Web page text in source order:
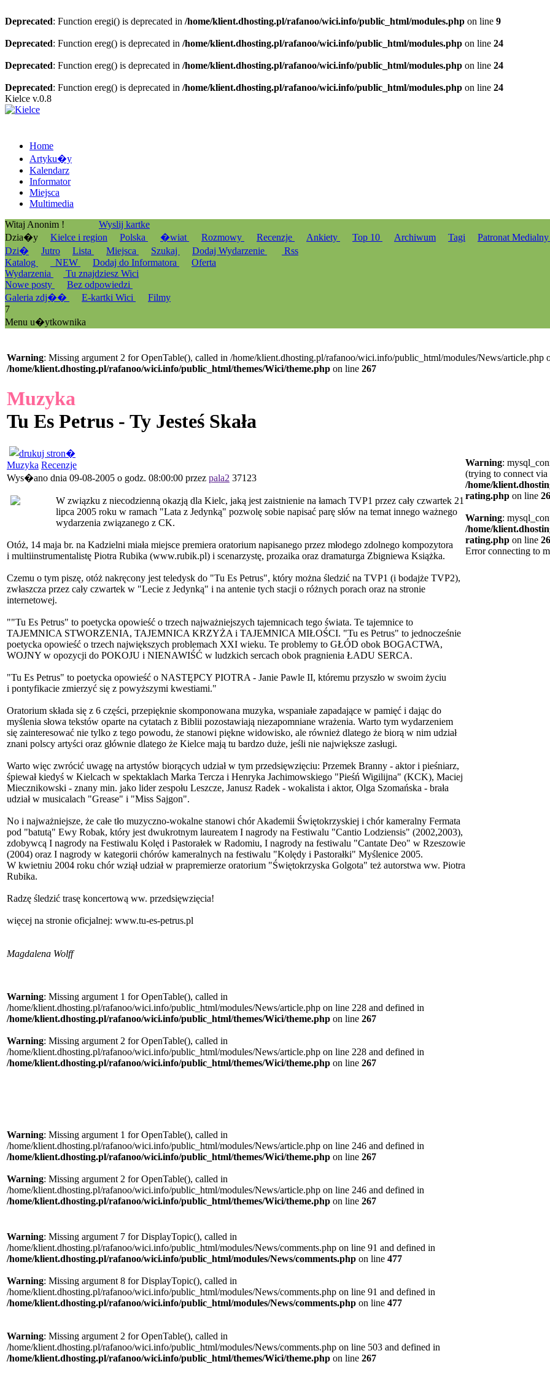
Deprecated: Function eregi() is deprecated in /home/klient.dhosting.pl/rafanoo/wici.info/public_html/modules.php on line 9
Deprecated: Function ereg() is deprecated in /home/klient.dhosting.pl/rafanoo/wici.info/public_html/modules.php on line 24
Deprecated: Function ereg() is deprecated in /home/klient.dhosting.pl/rafanoo/wici.info/public_html/modules.php on line 24
Deprecated: Function ereg() is deprecated in /home/klient.dhosting.pl/rafanoo/wici.info/public_html/modules.php on line 24
Kielce v.0.8
Home
Artyku�y
Kalendarz
Informator
Miejsca
Multimedia
Witaj Anonim !
Wyslij kartke
Dzia�y
Kielce i region Polska �wiat Rozmowy Recenzje Ankiety Top 10 Archiwum Tagi
Patronat
Dzi�
Jutro Lista Miejsca Szukaj Dodaj Wydarzenie
Rss
Katalog
_NEW Dodaj do Informatora
Oferta
Wydarzenia
Tu znajdziesz Wici
Nowe posty
Bez odpowiedzi
Galeria zdj��
E-kartki Wici
Filmy
7
Menu u�ytkownika
Warning: Missing argument 2 for OpenTable(), called in /home/klient.dhosting.pl/rafanoo/wici.info/public_html/modules/News/article.php
/home/klient.dhosting.pl/rafanoo/wici.info/public_html/themes/Wici/theme.php on line 267
Muzyka
Tu Es Petrus - Ty Jesteś Skała
Muzyka Recenzje
Wys�ano dnia 09-08-2005 o godz. 08:00:00 przez pala2 37123
W związku z niecodzienną okazją dla Kielc, jaką jest zaistnienie na łamach TVP1 przez cały czwartek 21
lipca 2005 roku w ramach "Lata z Jedynką" pozwolę sobie napisać parę słów na temat innego ważnego
wydarzenia związanego z CK.
Otóż, 14 maja br. na Kadzielni miała miejsce premiera oratorium napisanego przez młodego zdolnego kompozytora
i multiinstrumentalistę Piotra Rubika (www.rubik.pl) i scenarzystę, prozaika oraz dramaturga Zbigniewa Książka.
Czemu o tym piszę, otóż nakręcony jest teledysk do "Tu Es Petrus", który można śledzić na TVP1 (i bodajże TVP2),
zwłaszcza przez cały czwartek w "Lecie z Jedynką" i na antenie tych stacji o różnych porach oraz na stronie
internetowej.
""Tu Es Petrus" to poetycka opowieść o trzech najważniejszych tajemnicach tego świata. Te tajemnice to
TAJEMNICA STWORZENIA, TAJEMNICA KRZYŻA i TAJEMNICA MIŁOŚCI. "Tu es Petrus" to jednocześnie
poetycka opowieść o trzech największych problemach XXI wieku. Te problemy to GŁÓD obok BOGACTWA,
WOJNY w opozycji do POKOJU i NIENAWIŚĆ w ludzkich sercach obok pragnienia ŁADU SERCA.
"Tu Es Petrus" to poetycka opowieść o NASTĘPCY PIOTRA - Janie Pawle II, któremu przyszło w swoim życiu
i pontyfikacie zmierzyć się z powyższymi kwestiami."
Oratorium składa się z 6 części, przepięknie skomponowana muzyka, wspaniałe zapadające w pamięć i dając do
myślenia słowa tekstów oparte na cytatach z Biblii pozostawiają niezapomniane wrażenia. Warto tym wydarzeniem
się zainteresować nie tylko z tego powodu, że stanowi piękne widowisko, ale również dlatego że biorą w nim udział
znani polscy artyści oraz głównie dlatego że Kielce mają tu bardzo duże, jeśli nie największe zasługi.
Warto więc zwrócić uwagę na artystów biorących udział w tym przedsięwzięciu: Przemek Branny - aktor i pieśniarz,
śpiewał kiedyś w Kielcach w spektaklach Marka Tercza i Henryka Jachimowskiego "Pieśń Wigilijna" (KCK), Maciej
Miecznikowski - znany min. jako lider zespołu Leszcze, Janusz Radek - wokalista i aktor, Olga Szomańska - brała
udział w musicalach "Grease" i "Miss Sajgon".
No i najważniejsze, że całe tło muzyczno-wokalne stanowi chór Akademii Świętokrzyskiej i chór kameralny Fermata
pod "batutą" Ewy Robak, który jest dwukrotnym laureatem I nagrody na Festiwalu "Cantio Lodziensis" (2002,2003),
zdobywcą I nagrody na Festiwalu Kolęd i Pastorałek w Radomiu, I nagrody na festiwalu "Cantate Deo" w Rzeszowie
(2004) oraz I nagrody w kategorii chórów kameralnych na festiwalu "Kolędy i Pastorałki" Myślenice 2005.
W kwietniu 2004 roku chór wziął udział w prapremierze oratorium "Świętokrzyska Golgota" też autorstwa ww. Piotra
Rubika.
Radzę śledzić trasę koncertową ww. przedsięwzięcia!
więcej na stronie oficjalnej: www.tu-es-petrus.pl
Magdalena Wolff
Warning: Missing argument 1 for OpenTable(), called in
/home/klient.dhosting.pl/rafanoo/wici.info/public_html/modules/News/article.php on line 228 and defined in
/home/klient.dhosting.pl/rafanoo/wici.info/public_html/themes/Wici/theme.php on line 267
Warning: Missing argument 2 for OpenTable(), called in
/home/klient.dhosting.pl/rafanoo/wici.info/public_html/modules/News/article.php on line 228 and defined in
/home/klient.dhosting.pl/rafanoo/wici.info/public_html/themes/Wici/theme.php on line 267
Warning: Missing argument 1 for OpenTable(), called in
/home/klient.dhosting.pl/rafanoo/wici.info/public_html/modules/News/article.php on line 246 and defined in
/home/klient.dhosting.pl/rafanoo/wici.info/public_html/themes/Wici/theme.php on line 267
Warning: Missing argument 2 for OpenTable(), called in
/home/klient.dhosting.pl/rafanoo/wici.info/public_html/modules/News/article.php on line 246 and defined in
/home/klient.dhosting.pl/rafanoo/wici.info/public_html/themes/Wici/theme.php on line 267
Warning: Missing argument 7 for DisplayTopic(), called in
/home/klient.dhosting.pl/rafanoo/wici.info/public_html/modules/News/comments.php on line 91 and defined in
/home/klient.dhosting.pl/rafanoo/wici.info/public_html/modules/News/comments.php on line 477
Warning: Missing argument 8 for DisplayTopic(), called in
/home/klient.dhosting.pl/rafanoo/wici.info/public_html/modules/News/comments.php on line 91 and defined in
/home/klient.dhosting.pl/rafanoo/wici.info/public_html/modules/News/comments.php on line 477
Warning: Missing argument 2 for OpenTable(), called in
/home/klient.dhosting.pl/rafanoo/wici.info/public_html/modules/News/comments.php on line 503 and defined in
/home/klient.dhosting.pl/rafanoo/wici.info/public_html/themes/Wici/theme.php on line 267
Warning:
(trying to connect
/home/
rating.php on line 26
Warning:
/home/
rating.php on line 26
Error connecting to